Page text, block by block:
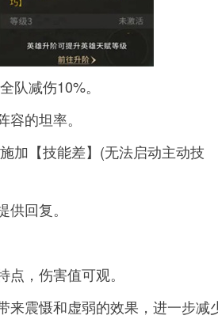
队减伤10%。
的坦率。
加【技能差】(无法启动主动技
回复。
，伤害值可观。
来震慑和虚弱的效果，进一步减